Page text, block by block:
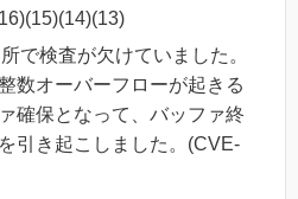
で検査が欠けていました。
数オーバーフローが起きる
確保となって、バッファ終
引き起こしました。(CVE-